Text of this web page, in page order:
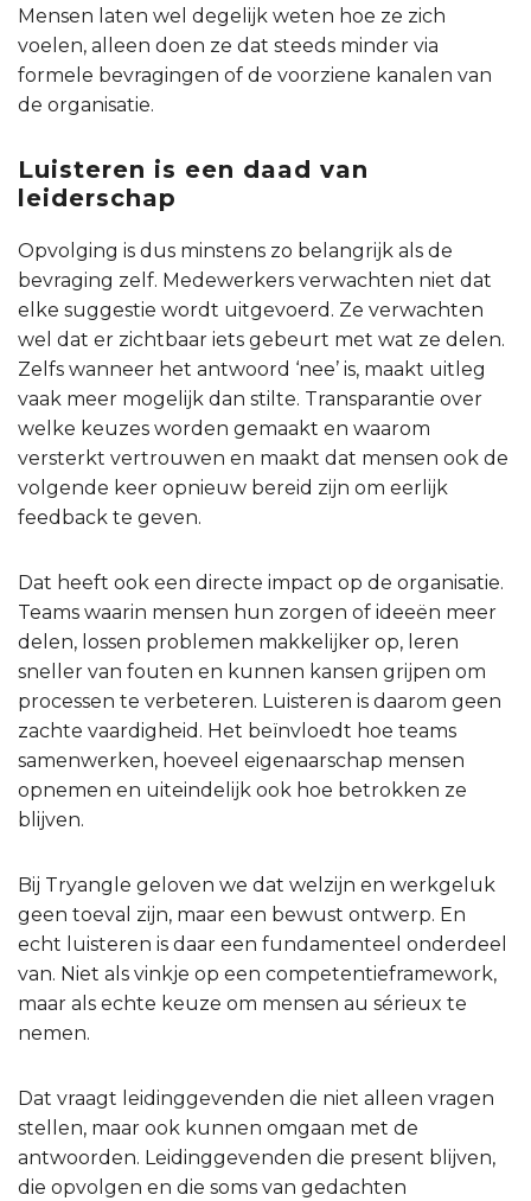
Mensen laten wel degelijk weten hoe ze zich
voelen, alleen doen ze dat steeds minder via
formele bevragingen of de voorziene kanalen van
de organisatie.
Luisteren is een daad van
leiderschap
Opvolging is dus minstens zo belangrijk als de
bevraging zelf. Medewerkers verwachten niet dat
elke suggestie wordt uitgevoerd. Ze verwachten
wel dat er zichtbaar iets gebeurt met wat ze delen.
Zelfs wanneer het antwoord ‘nee’ is, maakt uitleg
vaak meer mogelijk dan stilte. Transparantie over
welke keuzes worden gemaakt en waarom
versterkt vertrouwen en maakt dat mensen ook de
volgende keer opnieuw bereid zijn om eerlijk
feedback te geven.
Dat heeft ook een directe impact op de organisatie.
Teams waarin mensen hun zorgen of ideeën meer
delen, lossen problemen makkelijker op, leren
sneller van fouten en kunnen kansen grijpen om
processen te verbeteren. Luisteren is daarom geen
zachte vaardigheid. Het beïnvloedt hoe teams
samenwerken, hoeveel eigenaarschap mensen
opnemen en uiteindelijk ook hoe betrokken ze
blijven.
Bij Tryangle geloven we dat welzijn en werkgeluk
geen toeval zijn, maar een bewust ontwerp. En
echt luisteren is daar een fundamenteel onderdeel
van. Niet als vinkje op een competentieframework,
maar als echte keuze om mensen au sérieux te
nemen.
Dat vraagt leidinggevenden die niet alleen vragen
stellen, maar ook kunnen omgaan met de
antwoorden. Leidinggevenden die present blijven,
die opvolgen en die soms van gedachten